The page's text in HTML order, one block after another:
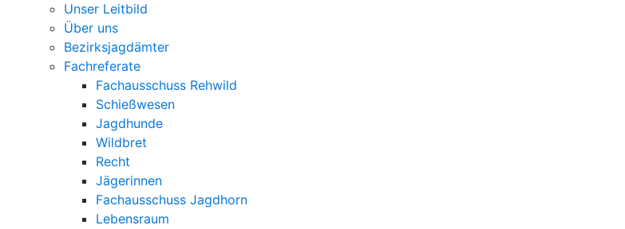
Unser Leitbild
Über uns
Bezirksjagdämter
Fachreferate
Fachausschuss Rehwild
Schießwesen
Jagdhunde
Wildbret
Recht
Jägerinnen
Fachausschuss Jagdhorn
Lebensraum